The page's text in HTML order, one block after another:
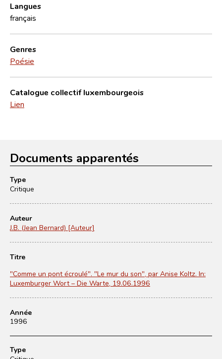
Langues
français
Genres
Poésie
Catalogue collectif luxembourgeois
Lien
Documents apparentés
Type
Critique
Auteur
J.B. (Jean Bernard) [Auteur]
Titre
"Comme un pont écroulé". "Le mur du son", par Anise Koltz. In:
Luxemburger Wort – Die Warte, 19.06.1996
Année
1996
Type